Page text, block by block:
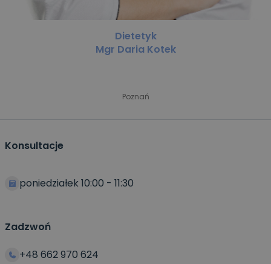
Dietetyk
Mgr Daria Kotek
Poznań
Konsultacje
poniedziałek 10:00 - 11:30
Zadzwoń
+48 662 970 624